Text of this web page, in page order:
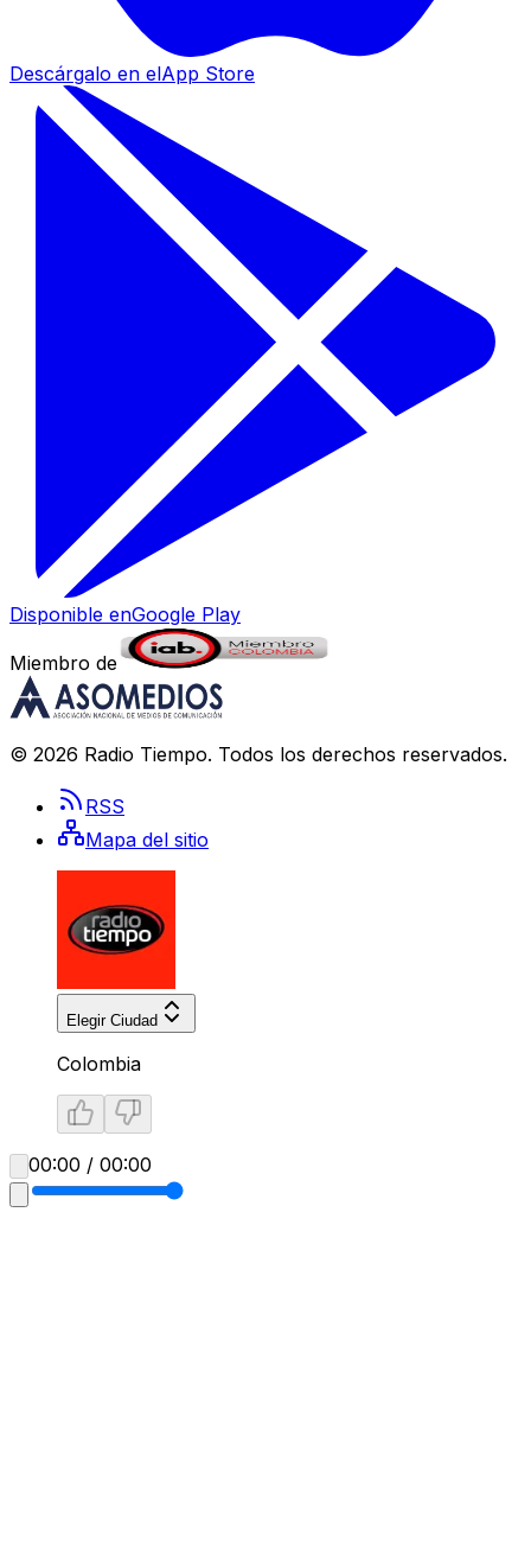
Descárgalo en elApp Store
Disponible enGoogle Play
Miembro de
© 2026 Radio Tiempo. Todos los derechos reservados.
RSS
Mapa del sitio
Elegir Ciudad
Colombia
00:00 / 00:00